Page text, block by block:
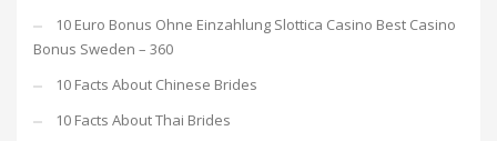
10 Euro Bonus Ohne Einzahlung Slottica Casino Best Casino
Bonus Sweden – 360
10 Facts About Chinese Brides
10 Facts About Thai Brides